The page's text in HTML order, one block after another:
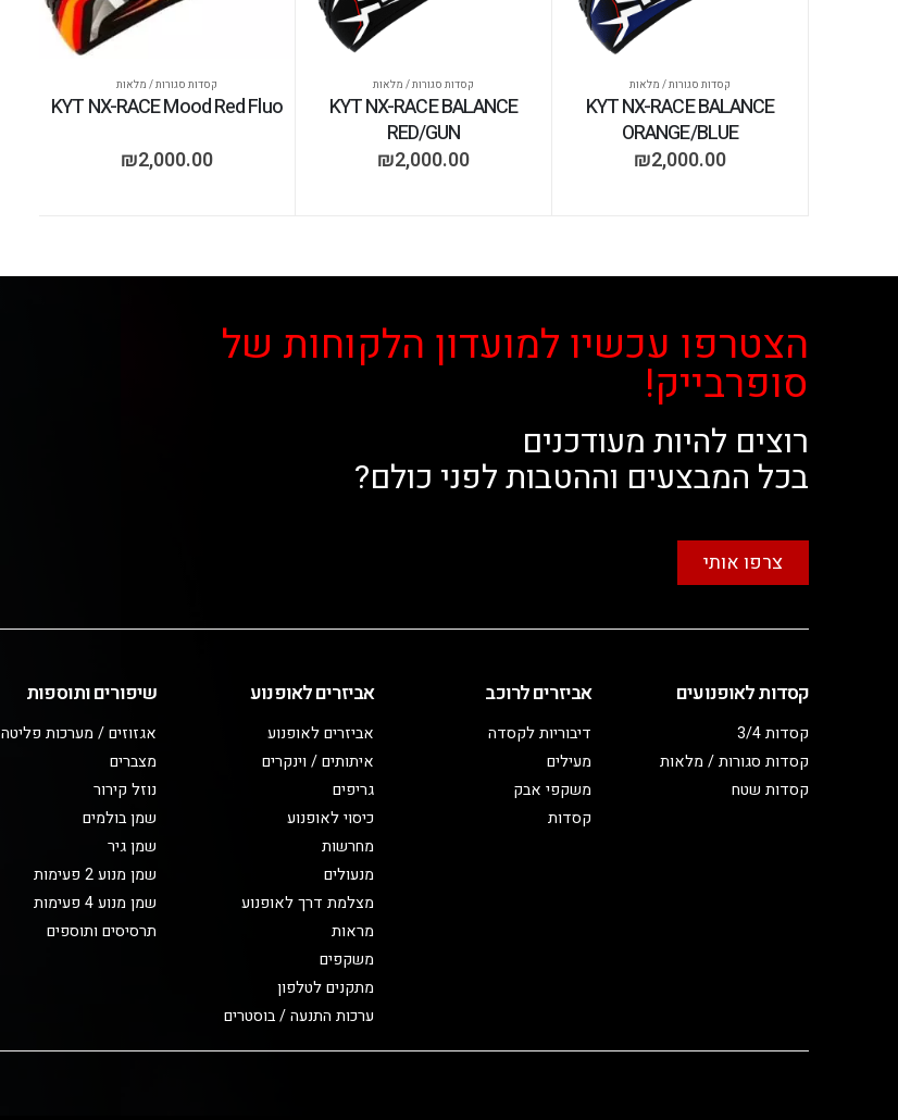
קסדות סגורות / מלאות
KYT NX-RACE BALANCE
ORANGE/BLUE
₪2,000.00
קסדות סגורות / מלאות
KYT NX-RACE BALANCE
RED/GUN
₪2,000.00
קסדות סגורות / מלאות
KYT NX-RACE Mood Red Fluo
₪2,000.00
הצטרפו עכשיו למועדון הלקוחות של
סופרבייק!
רוצים להיות מעודכנים
בכל המבצעים וההטבות לפני כולם?
צרפו אותי
קסדות לאופנועים
קסדות 3/4
קסדות סגורות / מלאות
קסדות שטח
אביזרים לרוכב
דיבוריות לקסדה
מעילים
משקפי אבק
קסדות
אביזרים לאופנוע
אביזרים לאופנוע
איתותים / וינקרים
גריפים
כיסוי לאופנוע
מחרשות
מנעולים
מצלמת דרך לאופנוע
מראות
משקפים
מתקנים לטלפון
ערכות התנעה / בוסטרים
שיפורים ותוספות
אגזוזים / מערכות פליטה
מצברים
נוזל קירור
שמן בולמים
שמן גיר
שמן מנוע 2 פעימות
שמן מנוע 4 פעימות
תרסיסים ותוספים